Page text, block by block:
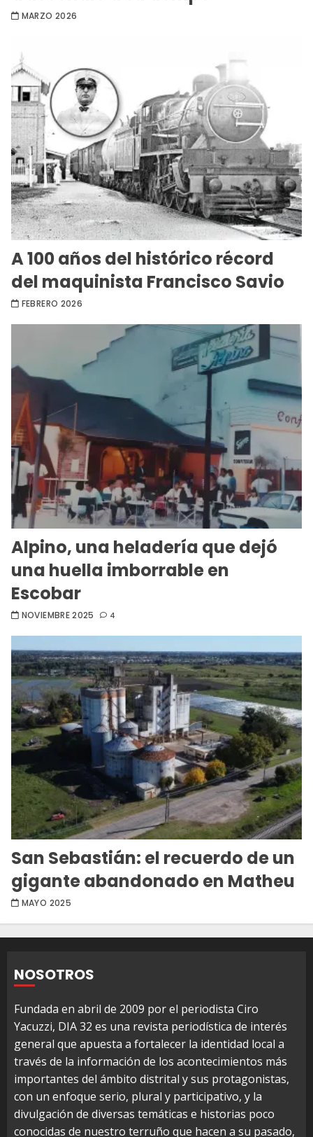
MARZO 2026
A 100 años del histórico récord
del maquinista Francisco Savio
FEBRERO 2026
Alpino, una heladería que dejó
una huella imborrable en
Escobar
NOVIEMBRE 2025 4
San Sebastián: el recuerdo de un
gigante abandonado en Matheu
MAYO 2025
NOSOTROS
Fundada en abril de 2009 por el periodista Ciro
Yacuzzi, DIA 32 es una revista periodística de interés
general que apuesta a fortalecer la identidad local a
través de la información de los acontecimientos más
importantes del ámbito distrital y sus protagonistas,
con un enfoque serio, plural y participativo, y la
divulgación de diversas temáticas e historias poco
conocidas de nuestro terruño que hacen a su pasado,